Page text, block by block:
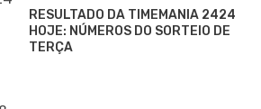
RESULTADO DA TIMEMANIA 2424
HOJE: NÚMEROS DO SORTEIO DE
TERÇA